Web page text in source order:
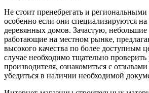
Не стоит пренебрегать и
особенно если они специализируются на
деревянных домов. Зачастую,
работающие на местном рынке,
высокого качества по более доступным
случае необходимо тщательно
производителя, ознакомиться с
убедиться в наличии необходимой